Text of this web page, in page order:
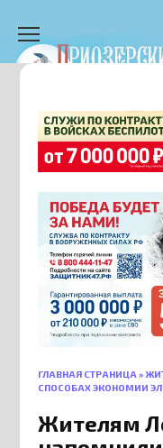
содержанию
ГЛАВНАЯ СТРАНИЦА »
СПОСОБАХ ЭКОНОМИИ
Жителям